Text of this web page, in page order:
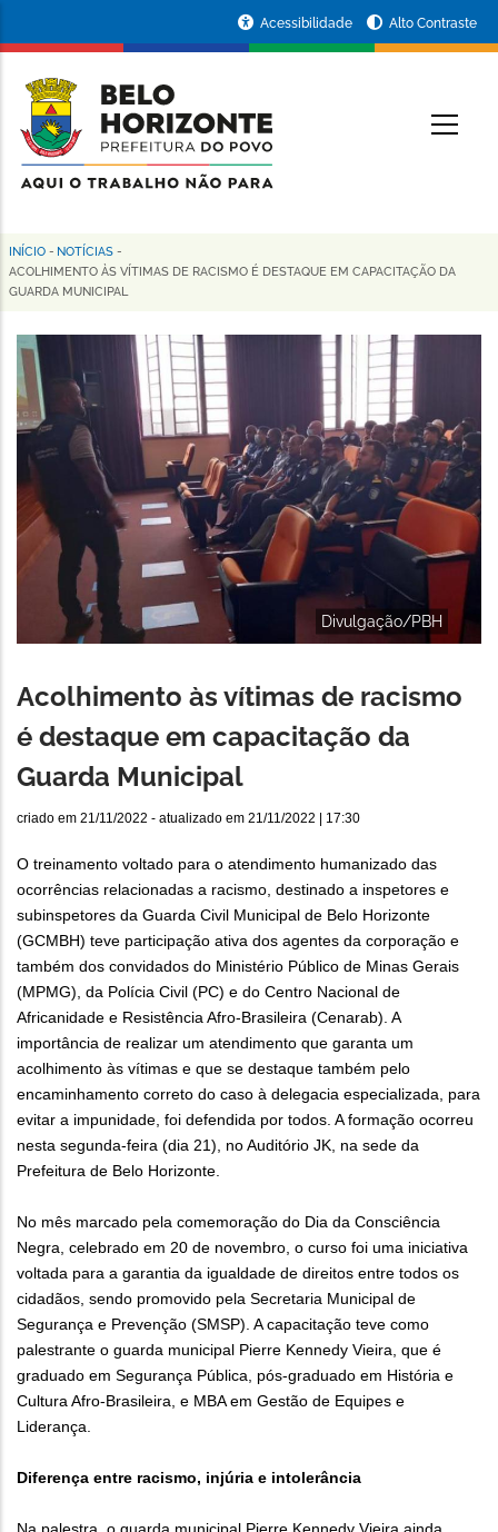
conteúdo
principal
da
Prefeitura
de
Horizonte
Acessibilidade Alto Contraste
Trilha
de
navegação
INÍCIO - NOTÍCIAS -
ACOLHIMENTO ÀS VÍTIMAS DE RACISMO É DESTAQUE EM CAPACITAÇÃO DA
GUARDA MUNICIPAL
Divulgação/PBH
Acolhimento às vítimas de racismo
é destaque em capacitação da
Guarda Municipal
criado em 21/11/2022 - atualizado em 21/11/2022 | 17:30
O treinamento voltado para o atendimento humanizado das
ocorrências relacionadas a racismo, destinado a inspetores e
subinspetores da Guarda Civil Municipal de Belo Horizonte
(GCMBH) teve participação ativa dos agentes da corporação e
também dos convidados do Ministério Público de Minas Gerais
(MPMG), da Polícia Civil (PC) e do Centro Nacional de
Africanidade e Resistência Afro-Brasileira (Cenarab). A
importância de realizar um atendimento que garanta um
acolhimento às vítimas e que se destaque também pelo
encaminhamento correto do caso à delegacia especializada, para
evitar a impunidade, foi defendida por todos. A formação ocorreu
nesta segunda-feira (dia 21), no Auditório JK, na sede da
Prefeitura de Belo Horizonte.
No mês marcado pela comemoração do Dia da Consciência
Negra, celebrado em 20 de novembro, o curso foi uma iniciativa
voltada para a garantia da igualdade de direitos entre todos os
cidadãos, sendo promovido pela Secretaria Municipal de
Segurança e Prevenção (SMSP). A capacitação teve como
palestrante o guarda municipal Pierre Kennedy Vieira, que é
graduado em Segurança Pública, pós-graduado em História e
Cultura Afro-Brasileira, e MBA em Gestão de Equipes e
Liderança.
Diferença entre racismo, injúria e intolerância